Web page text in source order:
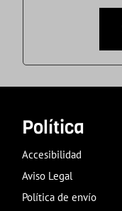
Política
Accesibilidad
Aviso Legal
Política de envío